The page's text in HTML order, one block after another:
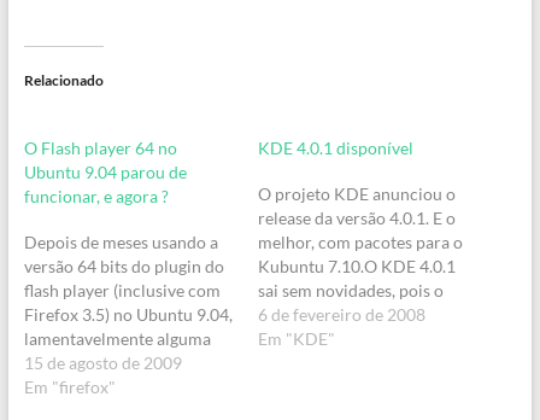
Relacionado
O Flash player 64 no
Ubuntu 9.04 parou de
funcionar, e agora ?
Depois de meses usando a
versão 64 bits do plugin do
flash player (inclusive com
Firefox 3.5) no Ubuntu 9.04,
lamentavelmente alguma
atualização de pacotes fez
com que erroneamente o
15 de agosto de 2009
Em "firefox"
KDE 4.0.1 disponível
O projeto KDE anunciou o
release da versão 4.0.1. E o
melhor, com pacotes para o
Kubuntu 7.10.O KDE 4.0.1
sai sem novidades, pois o
release é basicamente para
conserto de bugs, que
6 de fevereiro de 2008
Em "KDE"